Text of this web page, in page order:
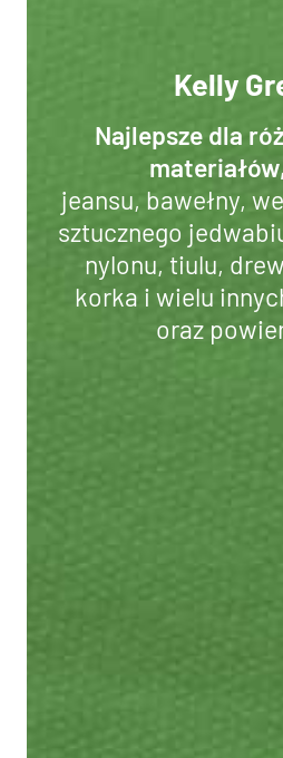
Kelly
Najlepsze dla
jeansu, bawełny,
sztucznego
nylonu, tiulu,
korka i wielu
oraz